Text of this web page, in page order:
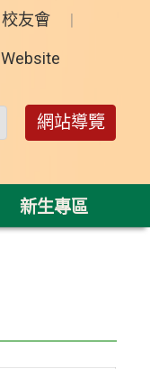
校友會
網站導覽
新生專區